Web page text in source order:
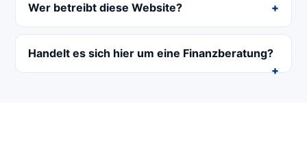
Wer betreibt diese Website?
Handelt es sich hier um eine Finanzberatung?